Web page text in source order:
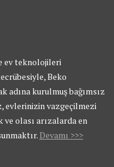
ev teknolojileri
Beko
adına kurulmuş bağımsız
evlerinizin vazgeçilmezi
olası arızalarda en
Devamı >>>